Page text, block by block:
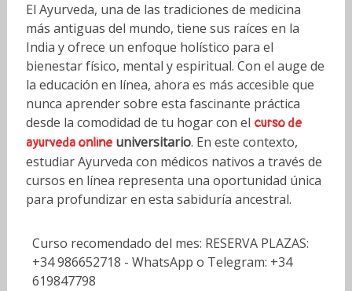
El Ayurveda, una de las tradiciones de medicina
más antiguas del mundo, tiene sus raíces en la
India y ofrece un enfoque holístico para el
bienestar físico, mental y espiritual. Con el auge de
la educación en línea, ahora es más accesible que
nunca aprender sobre esta fascinante práctica
desde la comodidad de tu hogar con el curso de
ayurveda online universitario. En este contexto,
estudiar Ayurveda con médicos nativos a través de
cursos en línea representa una oportunidad única
para profundizar en esta sabiduría ancestral.
Curso recomendado del mes: RESERVA PLAZAS:
+34 986652718 - WhatsApp o Telegram: +34
619847798